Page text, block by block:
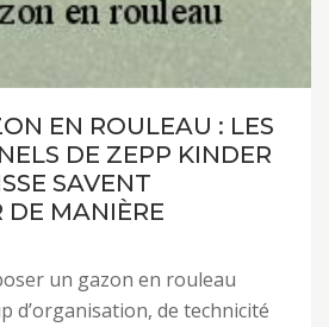
EN ROULEAU : LES
DE ZEPP KINDER
SAVENT
DE MANIÈRE
un gazon en rouleau
d’organisation, de technicité